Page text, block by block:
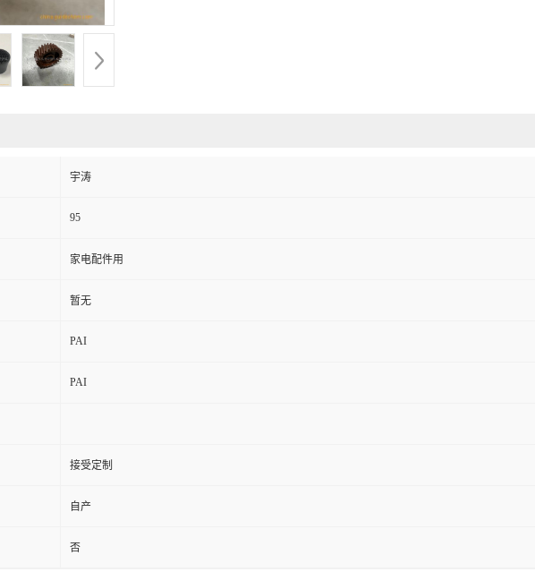
宇涛
95
家电配件用
暂无
PAI
PAI
接受定制
自产
否